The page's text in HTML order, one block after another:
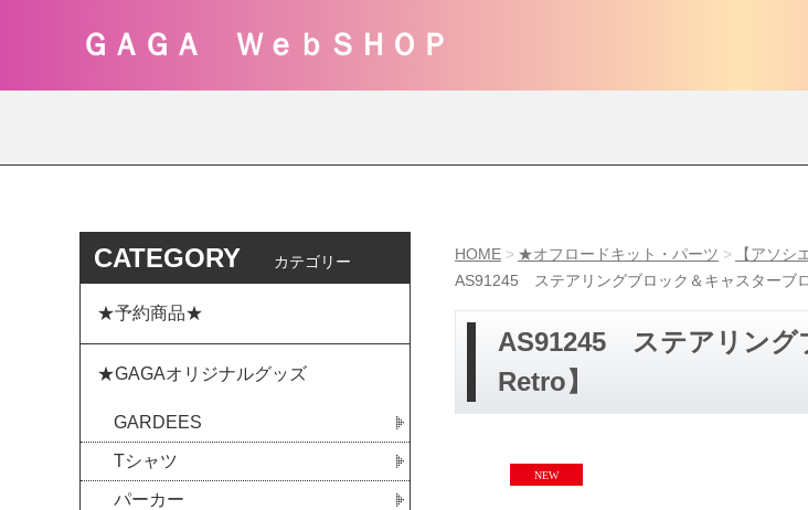
ＧＡＧＡ ＷｅｂＳＨＯＰ
HOME ★オフロードキット・パーツ
【アソ
AS91245 ステアリングブロック＆キャスターブ
AS91245 ステアリング
Retro】
CATEGORY カテゴリー
★予約商品★
★GAGAオリジナルグッズ
GARDEES
Tシャツ
パーカー